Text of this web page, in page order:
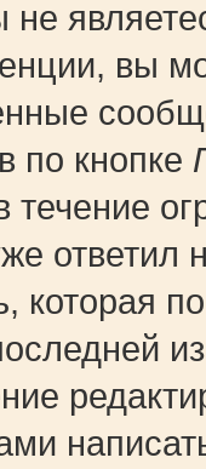
не
вы
по кнопке
течение
которая